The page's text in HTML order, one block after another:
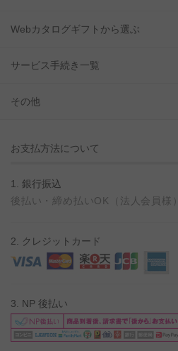
Webカタログギフトから選ぶ
サービス手続き一覧
その他
お支払方法について
1. 銀行振込
後払い・締め払いOK（法人会員様）
2. クレジットカード
3. NP 後払い